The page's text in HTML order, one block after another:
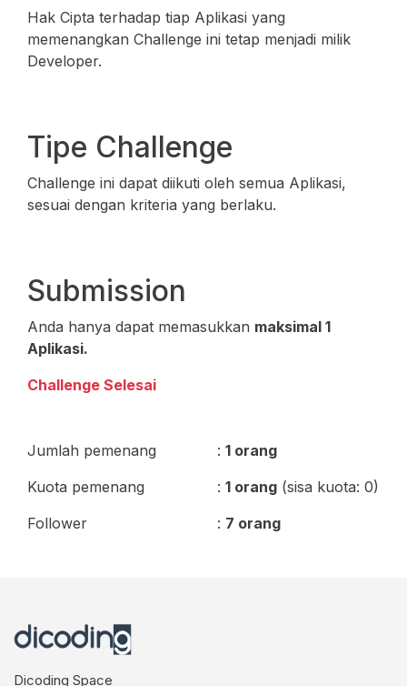
Hak Cipta terhadap tiap Aplikasi yang
memenangkan Challenge ini tetap menjadi milik
Developer.
Tipe Challenge
Challenge ini dapat diikuti oleh semua Aplikasi,
sesuai dengan kriteria yang berlaku.
Submission
Anda hanya dapat memasukkan maksimal 1
Aplikasi.
Challenge Selesai
Jumlah pemenang : 1 orang
Kuota pemenang
: 1 orang (sisa kuota: 0)
Follower
: 7 orang
Dicoding Space